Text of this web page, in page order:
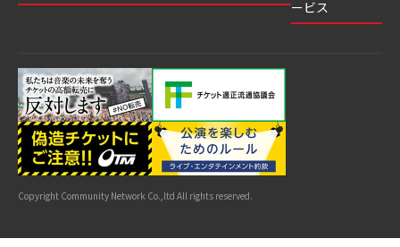
結果
よくあるご質問
はじめてガイド
公演中止・変更
サイトマップ
利用規約
特商法に基づく
表示
カスタマーハラ
スメントへの対
応指針
ービス
Copyright Community Network Co.,ltd All rights reserved.